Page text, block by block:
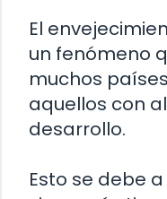
El
un fenómeno
muchos
aquellos con
desarrollo.
Esto se debe